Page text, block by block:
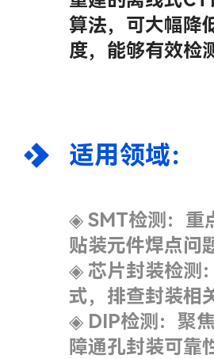
算法，可大幅降
度，能够有效检
适用领域：
◈ SMT检测：重
贴装元件焊点问
◈ 芯片封装检测
式，排查封装相
◈ DIP检测：聚
障通孔封装可靠